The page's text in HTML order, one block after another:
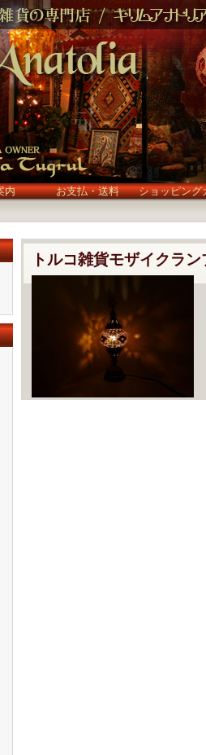
内 お支払・送料
ショッピング
トルコ雑貨モザイクラン